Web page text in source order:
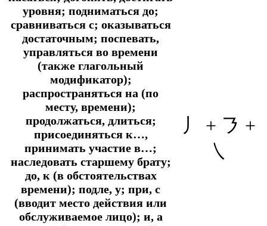
уровня; подниматься до;
сравниваться с; оказываться
достаточным; поспевать,
управляться во времени
(также глагольный
модификатор);
распространяться на (по
месту, времени);
продолжаться, длиться;
присоединяться к…,
принимать участие в…;
наследовать старшему брату;
до, к (в обстоятельствах
времени); подле, у; при, с
(вводит место действия или
обслуживаемое лицо); и, а
丿 + ㇋ +
㇏